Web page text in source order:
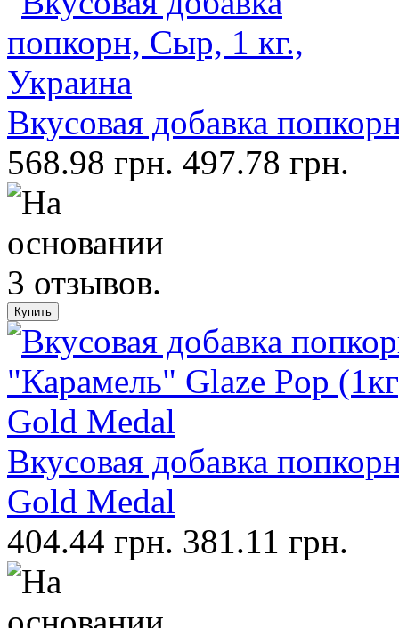
Вкусовая добавка
568.98 грн. 497.78 грн.
Вкусовая добавка
Gold Medal
404.44 грн. 381.11 грн.